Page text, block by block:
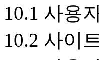
10.1 사용
10.2 사이